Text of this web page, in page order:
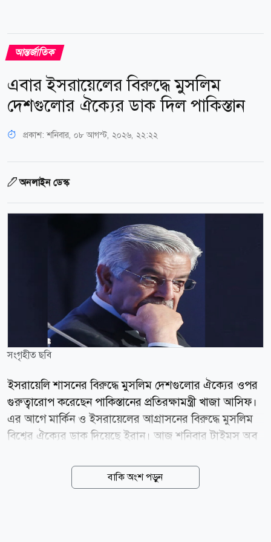
আন্তর্জাতিক
এবার ইসরায়েলের বিরুদ্ধে মুসলিম
দেশগুলোর ঐক্যের ডাক দিল পাকিস্তান
প্রকাশ:শনিবার, ০৮ আগস্ট, ২০২৬, ২২:২২
অনলাইন ডেস্ক
সংগৃহীত ছবি
ইসরায়েলি শাসনের বিরুদ্ধে মুসলিম দেশগুলোর ঐক্যের ওপর
গুরুত্বারোপ করেছেন পাকিস্তানের প্রতিরক্ষামন্ত্রী খাজা আসিফ।
এর আগে মার্কিন ও ইসরায়েলের আগ্রাসনের বিরুদ্ধে মুসলিম
বিশ্বের ঐক্যের ডাক দিয়েছে ইরান। আজ শনিবার টাইমস অব
প্রতিরক্ষামন্ত্রী বলেছেন, মুসলিম দেশগুলোর উচিত ন্যাটোর
মতো নিজেদের মতপার্থক্য ভুলে ঐক্যবদ্ধ হওয়া এবং বর্তমান
বাকি অংশ পড়ুন